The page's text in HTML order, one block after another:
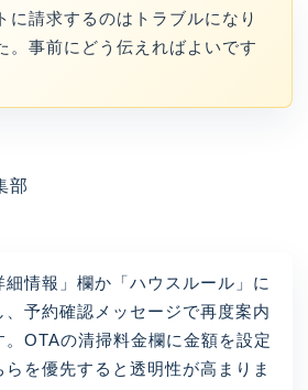
に請求するのはトラブルになり
。事前にどう伝えればよいです
部
細情報」欄か「ハウスルール」に
、予約確認メッセージで再度案内
OTAの清掃料金欄に金額を設定
を優先すると透明性が高まりま